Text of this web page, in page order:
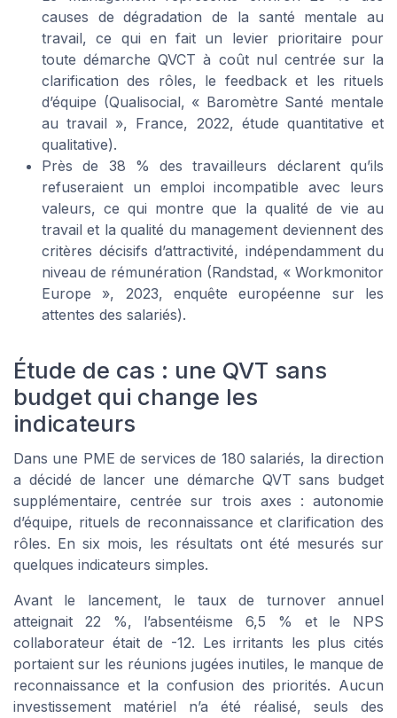
causes de dégradation de la santé mentale au
travail, ce qui en fait un levier prioritaire pour
toute démarche QVCT à coût nul centrée sur la
clarification des rôles, le feedback et les rituels
d’équipe (Qualisocial, « Baromètre Santé mentale
au travail », France, 2022, étude quantitative et
qualitative).
Près de 38 % des travailleurs déclarent qu’ils
refuseraient un emploi incompatible avec leurs
valeurs, ce qui montre que la qualité de vie au
travail et la qualité du management deviennent des
critères décisifs d’attractivité, indépendamment du
niveau de rémunération (Randstad, « Workmonitor
Europe », 2023, enquête européenne sur les
attentes des salariés).
Étude de cas : une QVT sans
budget qui change les
indicateurs
Dans une PME de services de 180 salariés, la direction
a décidé de lancer une démarche QVT sans budget
supplémentaire, centrée sur trois axes : autonomie
d’équipe, rituels de reconnaissance et clarification des
rôles. En six mois, les résultats ont été mesurés sur
quelques indicateurs simples.
Avant le lancement, le taux de turnover annuel
atteignait 22 %, l’absentéisme 6,5 % et le NPS
collaborateur était de -12. Les irritants les plus cités
portaient sur les réunions jugées inutiles, le manque de
reconnaissance et la confusion des priorités. Aucun
investissement matériel n’a été réalisé, seuls des